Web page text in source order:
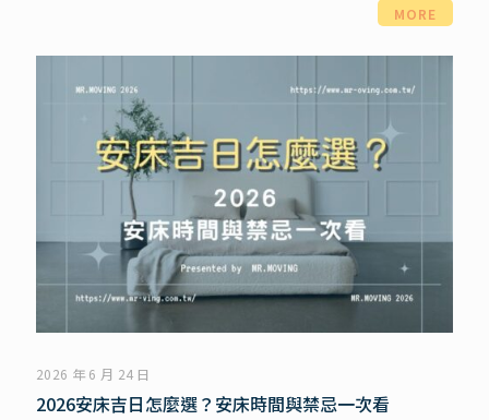
MORE
2026 年 6 月 24 日
2026安床吉日怎麼選？安床時間與禁忌一次看